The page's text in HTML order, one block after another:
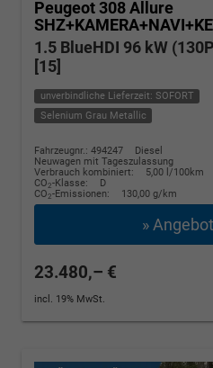
Peugeot 308Allure
1.5 BlueHDI 96 kW
[15]
unverbindliche Lieferzeit: SOFORT
Selenium Grau Metallic
Fahrzeugnr.: 494247
Diesel
Neuwagen mit Tageszulassung
Verbrauch kombiniert:
5,00 l/100km
CO2-Klasse:
D
CO2-Emissionen: 130,00 g/km
»
23.480,– €
incl. 19% MwSt.